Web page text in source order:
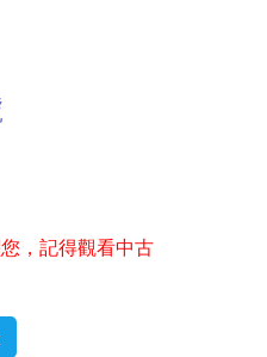
，記得觀看中古